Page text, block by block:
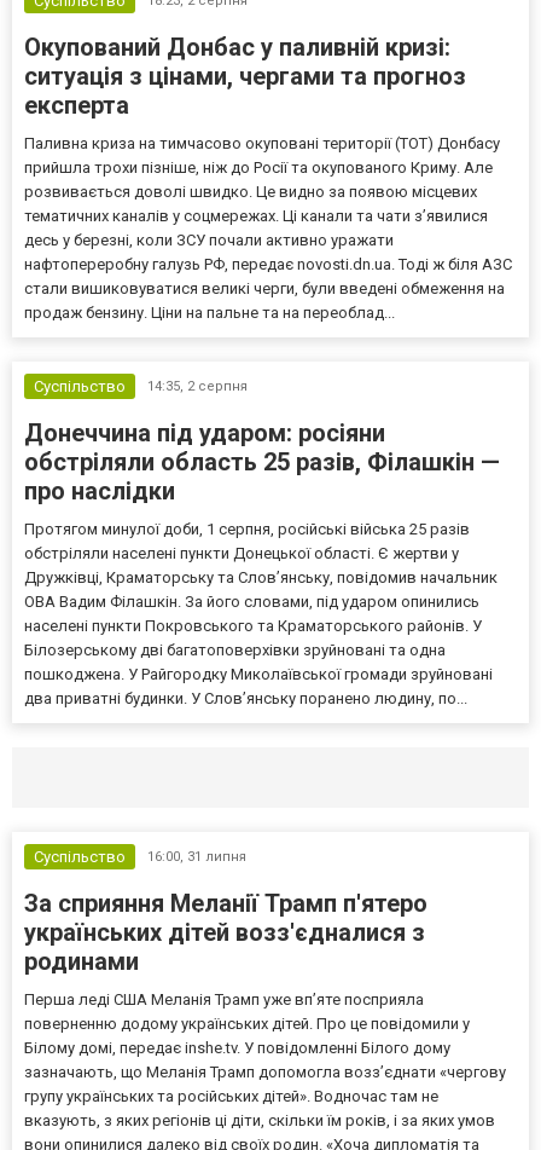
Окупований Донбас у паливній кризі:
ситуація з цінами, чергами та прогноз
експерта
Паливна криза на тимчасово окуповані території (ТОТ) Донбасу
прийшла трохи пізніше, ніж до Росії та окупованого Криму. Але
розвивається доволі швидко. Це видно за появою місцевих
тематичних каналів у соцмережах. Ці канали та чати з’явилися
десь у березні, коли ЗСУ почали активно уражати
нафтопереробну галузь РФ, передає novosti.dn.ua. Тоді ж біля АЗС
стали вишиковуватися великі черги, були введені обмеження на
продаж бензину. Ціни на пальне та на переоблад...
Суспільство 14:35, 2 серпня
Донеччина під ударом: росіяни
обстріляли область 25 разів, Філашкін —
про наслідки
Протягом минулої доби, 1 серпня, російські війська 25 разів
обстріляли населені пункти Донецької області. Є жертви у
Дружківці, Краматорську та Слов’янську, повідомив начальник
ОВА Вадим Філашкін. За його словами, під ударом опинились
населені пункти Покровського та Краматорського районів. У
Білозерському дві багатоповерхівки зруйновані та одна
пошкоджена. У Райгородку Миколаївської громади зруйновані
два приватні будинки. У Слов’янську поранено людину, по...
Суспільство 16:00, 31 липня
За сприяння Меланії Трамп п'ятеро
українських дітей возз'єдналися з
родинами
Перша леді США Меланія Трамп уже впʼяте посприяла
поверненню додому українських дітей. Про це повідомили у
Білому домі, передає inshe.tv. У повідомленні Білого дому
зазначають, що Меланія Трамп допомогла возз’єднати «чергову
групу українських та російських дітей». Водночас там не
вказують, з яких регіонів ці діти, скільки їм років, і за яких умов
вони опинилися далеко від своїх родин. «Хоча дипломатія та